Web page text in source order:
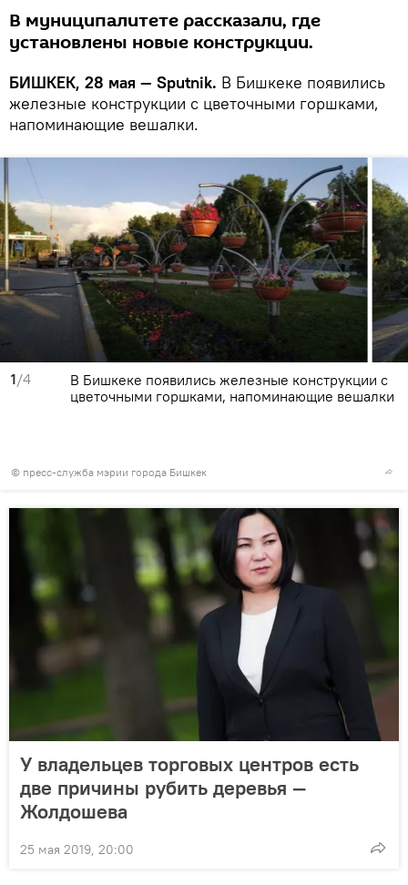
В муниципалитете рассказали, где
установлены новые конструкции.
БИШКЕК, 28 мая — Sputnik. В Бишкеке появились
железные конструкции с цветочными горшками,
напоминающие вешалки.
1/4
© пресс-служба мэрии города Бишкек
В Бишкеке появились железные конструкции с
цветочными горшками, напоминающие вешалки
У владельцев торговых центров есть
две причины рубить деревья —
Жолдошева
25 мая 2019, 20:00